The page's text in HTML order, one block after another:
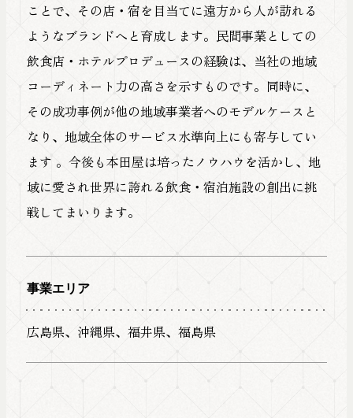
日本的地域
探究し続
ことで、その店・宿を目当てに遠方から人が訪れる
ようなブランドへと育成します。民間事業としての
飲食店・ホテルプロデュースの経験は、当社の地域
コーディネート力の高さを示すものです。同時に、
その成功事例が他の地域事業者へのモデルケースと
なり、地域全体のサービス水準向上にも寄与してい
ます 。今後も本田屋は培ったノウハウを活かし、地
域に愛され世界に誇れる飲食・宿泊施設の創出に挑
戦してまいります。
事業エリア
広島県、沖縄県、福井県、福島県